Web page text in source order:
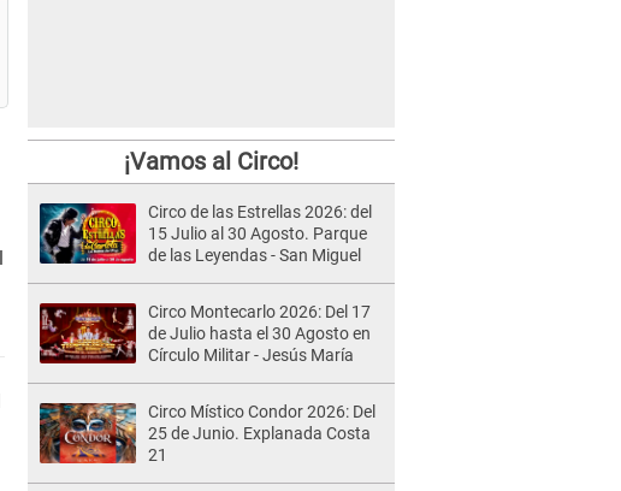
¡Vamos al Circo!
Circo de las Estrellas 2026: del
15 Julio al 30 Agosto. Parque
de las Leyendas - San Miguel
Circo Montecarlo 2026: Del 17
de Julio hasta el 30 Agosto en
Círculo Militar - Jesús María
Circo Místico Condor 2026: Del
25 de Junio. Explanada Costa
21